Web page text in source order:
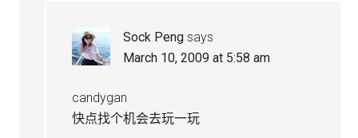
Sock Peng says
March 10, 2009 at 5:58 am
candygan
快点找个机会去玩一玩